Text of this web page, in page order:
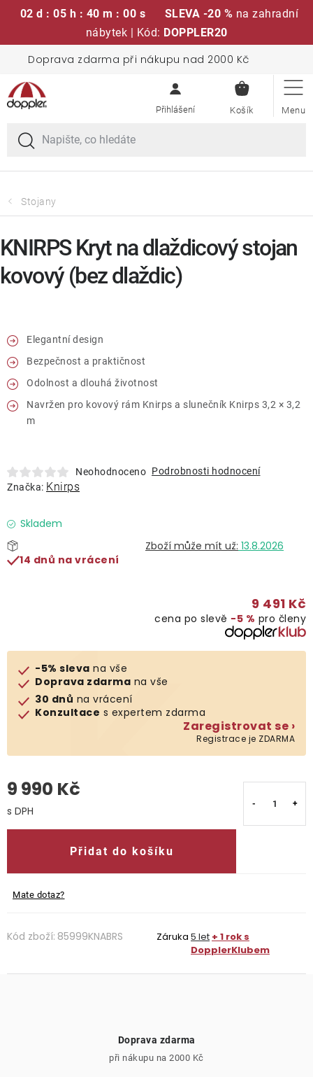
02 d : 05 h : 40 m : 00 s SLEVA -20 % na zahradní
nábytek | Kód: DOPPLER20
obsah
Doprava zdarma při nákupu nad 2000 Kč
KOŠÍK
Sedací soupravy
Slunečníky
Křesla a židle
Lavice a houpačky
Doplňky
Deštníky
Kolekce
O nás
Kontakty
Stojany
Elegantní design
Bezpečnost a praktičnost
Odolnost a dlouhá životnost
Navržen pro kovový rám Knirps a slunečník Knirps 3,2 × 3,2
m
Neohodnoceno Podrobnosti hodnocení
Značka: Knirps
Skladem
13.8.2026
14 dnů na vrácení
9 491 Kč
cena po slevě −5 % pro členy
-5% sleva na vše
Doprava zdarma na vše
30 dnů na vrácení
Konzultace s expertem zdarma
Zaregistrovat se ›
Registrace je ZDARMA
9 990 Kč
Přidat do košíku
Mate dotaz?
Kód zboží: 85999KNABRS Záruka 5 let + 1 rok s
DopplerKlubem
KNIRPS Kryt na dlaždicový stojan
kovový (bez dlaždic)
Doprava zdarma
při nákupu na 2000 Kč